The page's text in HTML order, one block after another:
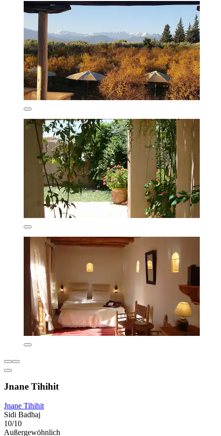
Jnane Tihihit
Jnane Tihihit
Sidi Badhaj
10/10
Außergewöhnlich